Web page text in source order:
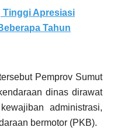
Tinggi Apresiasi
Tahun
Pemprov Sumut
dinas dirawat
administrasi,
bermotor (PKB).